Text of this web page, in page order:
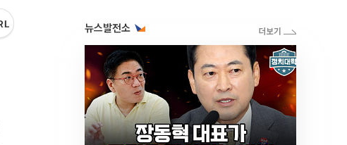
뉴스발전소